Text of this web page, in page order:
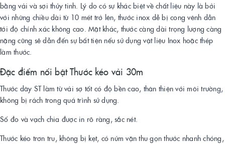
bằng vải và sợi thủy tinh. Lý do có sự khác biệt về chất liệu này là bởi
với những chiều dài từ 10 mét trở lên, thước inox dễ bị cong vênh dẫn
tới độ chính xác không cao. Mặt khác, thước càng dài trọng lượng càng
nặng cũng sẽ dẫn đến sự bất tiện nếu sử dụng vật liệu Inox hoặc thép
làm thước.
Đặc điểm nổi bật Thước kéo vải 30m
Thước dây ST làm từ vải sợ tốt có độ bền cao, thân thiện với môi trường,
không bị rách trong quá trình sử dụng.
Số đo và vạch chia được in rõ ràng, sắc nét.
Thước kéo trơn tru, không bị kẹt, có núm vặn thu gọn thước nhanh chóng,